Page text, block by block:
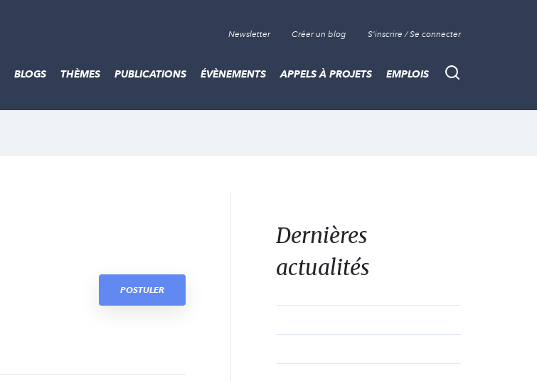
Newsletter Créer un blog S'inscrire / Se connecter
Recherche
BLOGS THÈMES PUBLICATIONS ÉVÈNEMENTS APPELS À PROJETS EMPLOIS
POSTULER
Dernières
actualités